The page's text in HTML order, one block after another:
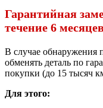
Гарантийная
течение 6
В случае обнаружения
обменять деталь по
покупки (до 15 тысяч
Для этого: